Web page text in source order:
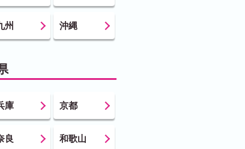
州 沖縄
庫 京都
良 和歌山